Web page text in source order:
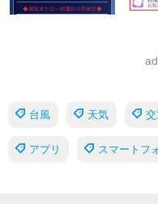
台風 天気
アプリ スマートフ